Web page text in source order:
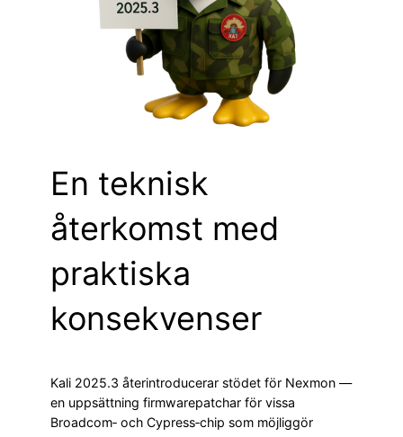
En teknisk
återkomst med
praktiska
konsekvenser
Kali 2025.3 återintroducerar stödet för Nexmon —
en uppsättning firmwarepatchar för vissa
Broadcom‑ och Cypress‑chip som möjliggör